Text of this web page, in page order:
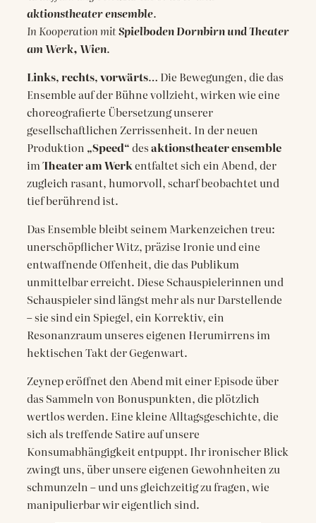
aktionstheater ensemble.
In Kooperation mitSpielboden Dornbirnund Theater
am Werk, Wien.
Links, rechts, vorwärts… Die Bewegungen, die das
Ensemble auf der Bühne vollzieht, wirken wie eine
choreografierte Übersetzung unserer
gesellschaftlichen Zerrissenheit. In der neuen
Produktion „Speed“desaktionstheater ensemble
imTheater am Werkentfaltet sich ein Abend, der
zugleich rasant, humorvoll, scharf beobachtet und
tief berührend ist.
Das Ensemble bleibt seinem Markenzeichen treu:
unerschöpflicher Witz, präzise Ironie und eine
entwaffnende Offenheit, die das Publikum
unmittelbar erreicht. Diese Schauspielerinnen und
Schauspieler sind längst mehr als nur Darstellende
– sie sind ein Spiegel, ein Korrektiv, ein
Resonanzraum unseres eigenen Herumirrens im
hektischen Takt der Gegenwart.
Zeynep eröffnet den Abend mit einer Episode über
das Sammeln von Bonuspunkten, die plötzlich
wertlos werden. Eine kleine Alltagsgeschichte, die
sich als treffende Satire auf unsere
Konsumabhängigkeit entpuppt. Ihr ironischer Blick
zwingt uns, über unsere eigenen Gewohnheiten zu
schmunzeln – und uns gleichzeitig zu fragen, wie
manipulierbar wir eigentlich sind.